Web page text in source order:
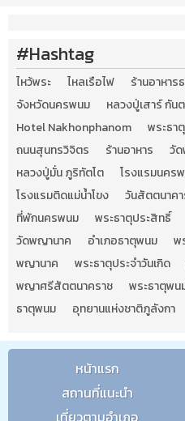
#Hashtag
ไหว้พระ ไหลเรือไฟ ร้านอาหาร
จังหวัดนครพนม
หลวงปู่เสาร์ กัน
Hotel Nakhonphanom
พระธา
ถนนสุนทรวิจิตร
ร้านอาหาร
วั
หลวงปู่มั่น ภูริทัตโต
โรงแรมนคร
โรงแรมติดแม่น้ำโขง
วันสัตตนาค
ที่พักนครพนม
พระธาตุประสิทธิ์
วัดพญานาค
อำเภอธาตุพนม
พ
พญานาค
พระธาตุประจำวันเกิด
พญาศรีสัตตนาคราช
พระธาตุพน
ธาตุพนม
อุทยานแห่งชาติภูลังกา
หน้าแรก
สถานที่แนะนำ
เที่ยวตามอำเภอ